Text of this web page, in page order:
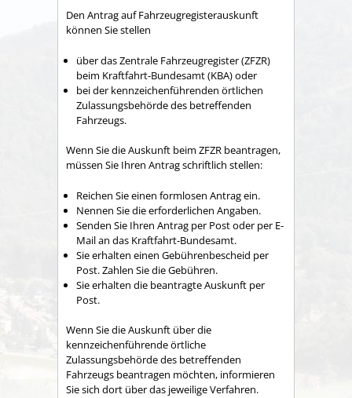
Den Antrag auf Fahrzeugregisterauskunft
können Sie stellen
über das Zentrale Fahrzeugregister (ZFZR)
beim Kraftfahrt-Bundesamt (KBA) oder
bei der kennzeichenführenden örtlichen
Zulassungsbehörde des betreffenden
Fahrzeugs.
Wenn Sie die Auskunft beim ZFZR beantragen,
müssen Sie Ihren Antrag schriftlich stellen:
Reichen Sie einen formlosen Antrag ein.
Nennen Sie die erforderlichen Angaben.
Senden Sie Ihren Antrag per Post oder per E-
Mail an das Kraftfahrt-Bundesamt.
Sie erhalten einen Gebührenbescheid per
Post. Zahlen Sie die Gebühren.
Sie erhalten die beantragte Auskunft per
Post.
Wenn Sie die Auskunft über die
kennzeichenführende örtliche
Zulassungsbehörde des betreffenden
Fahrzeugs beantragen möchten, informieren
Sie sich dort über das jeweilige Verfahren.